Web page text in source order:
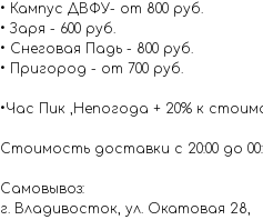
• Кампус ДВФУ- от 800 руб.
• Заря - 600 руб.
• Снеговая Падь - 800 руб.
• Пригород - от 700 руб.
•Час Пик ,Непогода + 20% к
Стоимость доставки с 20:00 до
Самовывоз:
г. Владивосток, ул. Окатовая 28,